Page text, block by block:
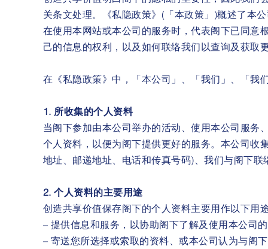
关条文处理。《私隐政策》(「本政策」)概述了本
在使用本网站或本公司的服务时，代表阁下已同意
己的信息的权利，以及如何联络我们以查询及获取
在《私隐政策》中，「本公司」、「我们」、「我
1. 所收集的个人资料
当阁下参加由本公司举办的活动、使用本公司服务
个人资料，以便为阁下提供更好的服务。本公司收
地址、邮递地址、电话和传真号码)、我们与阁下
2. 个人资料的主要用途
创造共享价值保存阁下的个人资料主要用作以下用
– 提供信息和服务，以协助阁下了解及使用本公司
– 寄送您所选择或索取的资料、或本公司认为与阁